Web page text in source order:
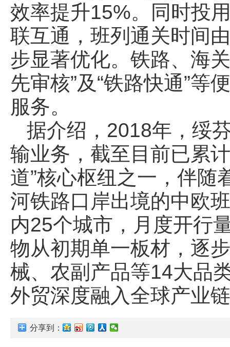
效率提升15%。同时投
联互通，班列通关时间
步显著优化。铁路、海
先审核”及“铁路快通”等
服务。
据介绍，2018年，绥
输业务，截至目前已累
道”核心枢纽之一，伴随
河铁路口岸出境的中欧
内25个城市，月度开行
物从初期单一板材，逐
械、农副产品等14大品
外贸深度融入全球产业
分享到：